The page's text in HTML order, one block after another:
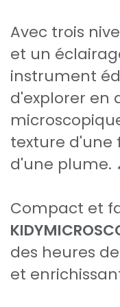
Avec trois
et un
instrument
d'explorer en
texture d'une
d'une plume.
Compact et
des heures
et